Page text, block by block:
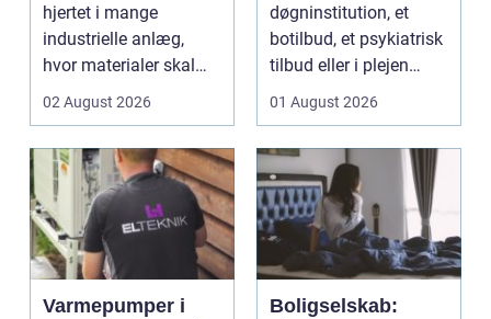
hjertet i mange
industrielle anlæg,
hvor materialer skal
flyttes, doseres eller ...
02 August 2026
døgninstitution, et
botilbud, et psykiatrisk
tilbud eller i plejen
pludselig ænd...
01 August 2026
Varmepumper i
Boligselskab: